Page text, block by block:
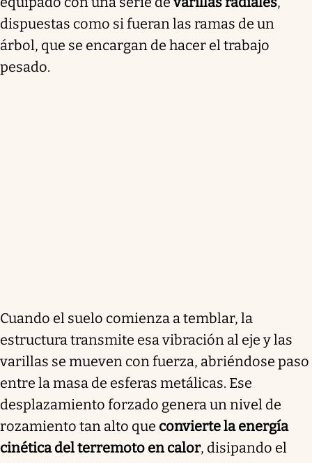
dispuestas como si fueran las ramas de un
árbol, que se encargan de hacer el trabajo
pesado.
Cuando el suelo comienza a temblar, la
estructura transmite esa vibración al eje y las
varillas se mueven con fuerza, abriéndose paso
entre la masa de esferas metálicas. Ese
desplazamiento forzado genera un nivel de
rozamiento tan alto que convierte la energía
cinética del terremoto en calor, disipando el